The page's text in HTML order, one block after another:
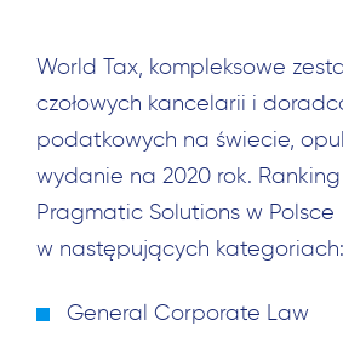
World Tax, kompleksowe
czołowych kancelarii i
podatkowych na świecie,
wydanie na 2020 rok. Ranking
Pragmatic Solutions w Polsce
w następujących kategoriach:
General Corporate Law